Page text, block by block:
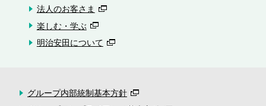
法人のお客さま
楽しむ・学ぶ
明治安田について
グループ内部統制基本方針